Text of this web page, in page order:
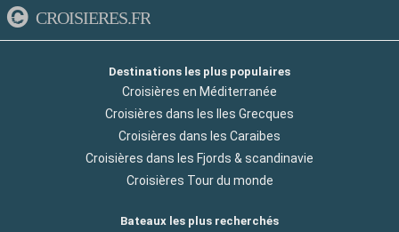
CROISIERES.FR
Destinations les plus populaires
Croisières en Méditerranée
Croisières dans les Iles Grecques
Croisières dans les Caraibes
Croisières dans les Fjords & scandinavie
Croisières Tour du monde
Bateaux les plus recherchés